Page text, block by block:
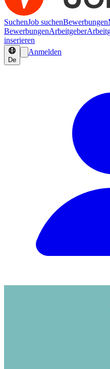
SuchenJob suchenBewerbungen
BewerbungenArbeitgeber
inserieren
De
Anmelden